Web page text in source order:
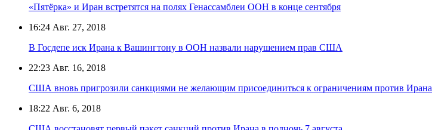
«Пятёрка» и Иран встретятся на полях Генассамблеи ООН в конце сентября
16:24 Авг. 27, 2018
В Госдепе иск Ирана к Вашингтону в ООН назвали нарушением прав США
22:23 Авг. 16, 2018
США вновь пригрозили санкциями не желающим присоединиться к ограничениям против Ирана
18:22 Авг. 6, 2018